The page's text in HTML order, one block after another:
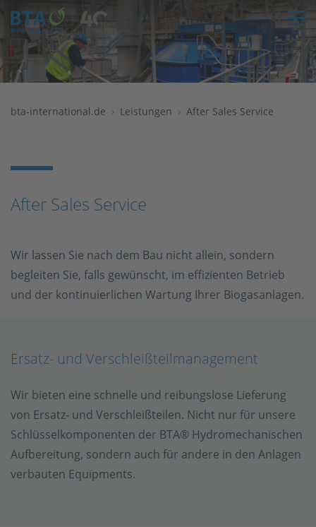
bta-international.de Leistungen After Sales Service
After Sales Service
Wir lassen Sie nach dem Bau nicht allein, sondern
begleiten Sie, falls gewünscht, im effizienten Betrieb
und der kontinuierlichen Wartung Ihrer Biogasanlagen.
Ersatz- und Verschleißteilmanagement
Wir bieten eine schnelle und reibungslose Lieferung
von Ersatz- und Verschleißteilen. Nicht nur für unsere
Schlüsselkomponenten der BTA® Hydromechanischen
Aufbereitung, sondern auch für andere in den Anlagen
verbauten Equipments.